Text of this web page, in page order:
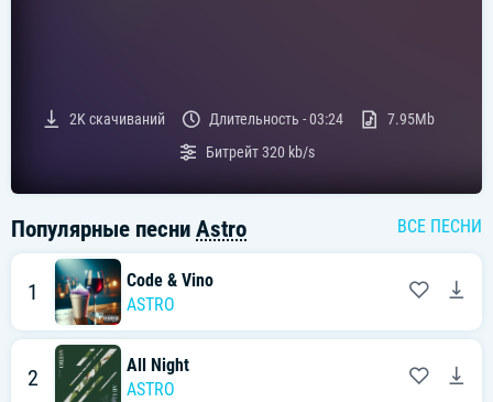
2Kскачиваний Длительность -03:24
7.95Mb
Битрейт320 kb/s
Популярные песни Astro ВСЕ ПЕСНИ
1
Code & Vino
ASTRO
2
All Night
ASTRO